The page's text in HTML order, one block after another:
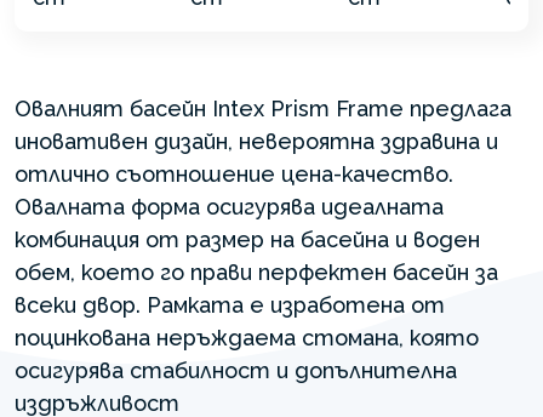
Овалният басейн Intex Prism Frame предлага
иновативен дизайн, невероятна здравина и
отлично съотношение цена-качество.
Овалната форма осигурява идеалната
комбинация от размер на басейна и воден
обем, което го прави перфектен басейн за
всеки двор. Рамката е изработена от
поцинкована неръждаема стомана, която
осигурява стабилност и допълнителна
издръжливост